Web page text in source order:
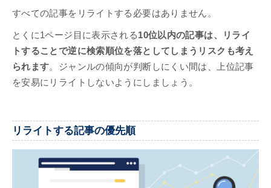
すべての記事をリライトする必要はありません。
とくに1ページ目に表示される10位以内の記事は、リライ
トすることで逆に検索順位を落としてしまうリスクも考え
られます。ジャンルの傾向が判断しにくい間は、上位記事
を安易にリライトしないようにしましょう。
リライトする記事の優先順